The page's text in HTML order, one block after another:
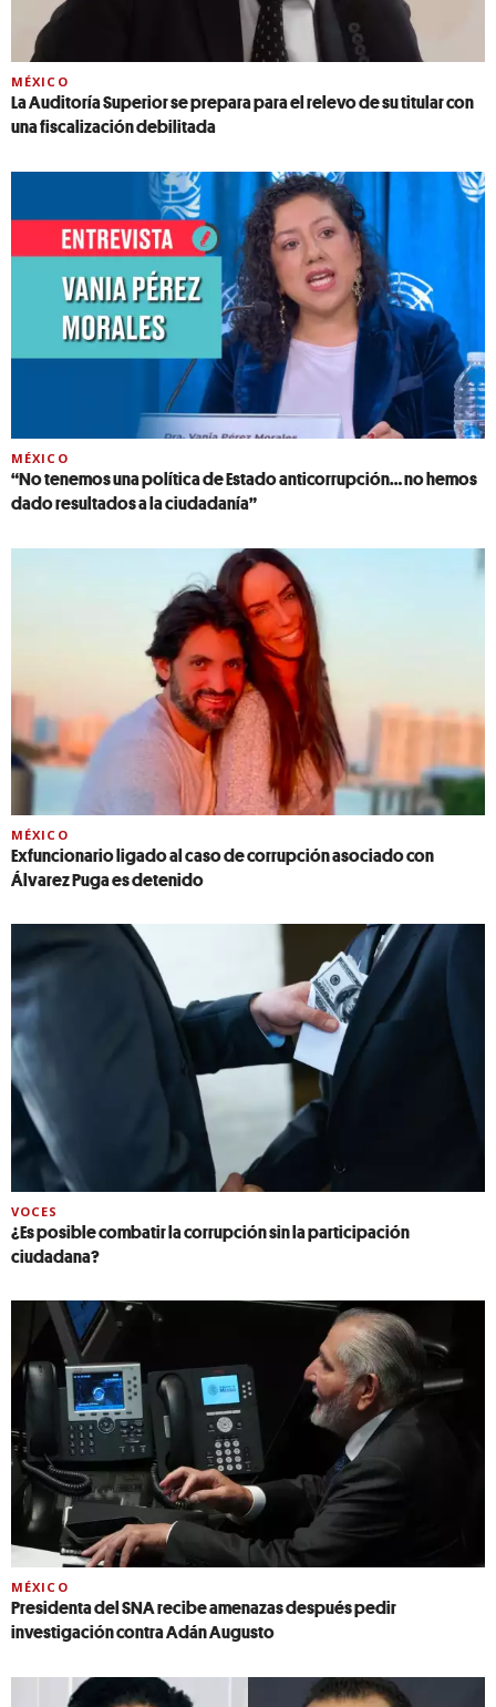
MÉXICO
La Auditoría Superior se prepara para el relevo de su titular con
una fiscalización debilitada
MÉXICO
“No tenemos una política de Estado anticorrupción… no hemos
dado resultados a la ciudadanía”
MÉXICO
Exfuncionario ligado al caso de corrupción asociado con
Álvarez Puga es detenido
VOCES
¿Es posible combatir la corrupción sin la participación
ciudadana?
MÉXICO
Presidenta del SNA recibe amenazas después pedir
investigación contra Adán Augusto